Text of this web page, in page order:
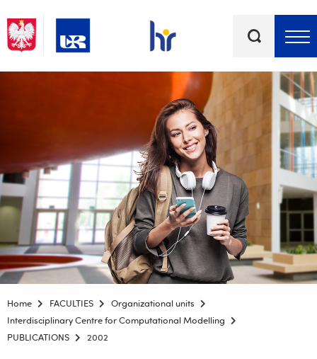
Home FACULTIES
Organizational units
Interdisciplinary Centre for Computational Modelling
PUBLICATIONS
2002